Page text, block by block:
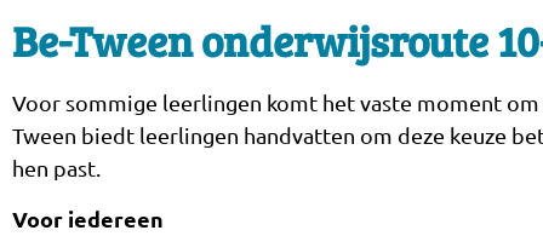
Be-Tween onderwijsroute
Voor sommige leerlingen komt het vaste moment
Tween biedt leerlingen handvatten om deze keuze
hen past.
Voor iedereen